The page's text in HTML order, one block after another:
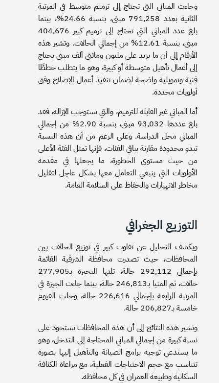
وجاءت المباني التي تحتاج إلى ترميم متوسط في المرتبة
الثانية بعدد 791,258 مبنى، بنسبة 24.66%، بينما
بلغ عدد المباني التي تحتاج إلى ترميم كبير 404,676
مبنى، بنسبة 12.61% من إجمالي الحالات. وتشير هذه
الأرقام إلى أن ما يزيد على مليون ومائتي ألف مبنى يحتاج
إلى أعمال تأهيل متوسطة أو كبيرة، وهو ما يتطلب خططًا
فنية وتمويلية واضحة لضمان تنفيذ أعمال الإصلاح وفق
أولويات محددة.
أما المباني غير القابلة للترميم، والتي تستوجب الإزالة، فقد
بلغ عددها 93,032 مبنى، بنسبة 2.90% من إجمالي
المباني محل الدراسة. وعلى الرغم من أن هذه النسبة
تبدو محدودة مقارنة بباقي الفئات، فإنها تمثل الفئة الأعلى
من حيث مستوى الخطورة، ما يجعلها في مقدمة
الأولويات التي ينبغي التعامل معها بشكل عاجل لتقليل
مخاطر الانهيارات والحفاظ على السلامة العامة.
التوزيع الجغرافي
ويكشف التحليل عن تفاوت كبير في توزيع الحالات بين
المحافظات، حيث تصدرت محافظة الشرقية القائمة
بإجمالي 292,112 حالة، تلتها البحيرة بـ277,905
حالات، ثم المنيا بـ246,813 حالة، بينما جاءت الجيزة في
المرتبة الرابعة بإجمالي 226,616 حالة، وحلت الفيوم
خامسة بـ206,827 حالة.
وتشير هذه النتائج إلى أن هذه المحافظات تستحوذ على
نسبة كبيرة من إجمالي المباني المحتاجة إلى التدخل، وهو
ما يستدعي توجيه برامج الصيانة والتأهيل إليها بصورة
تتناسب مع حجم الاحتياجات الفعلية، مع مراعاة الكثافة
السكانية وطبيعة العمران في كل محافظة.